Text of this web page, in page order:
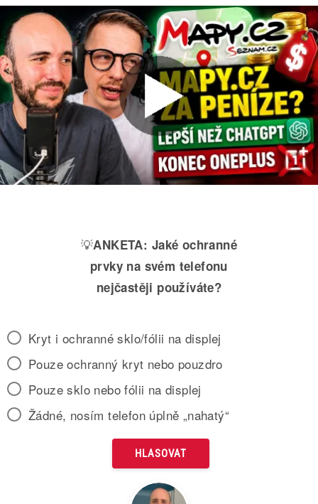
💡ANKETA: Jaké ochranné
prvky na svém telefonu
nejčastěji používáte?
Kryt i ochranné sklo/fólii na displej
Pouze ochranný kryt nebo pouzdro
Pouze sklo nebo fólii na displej
Žádné, nosím telefon úplně „nahatý“